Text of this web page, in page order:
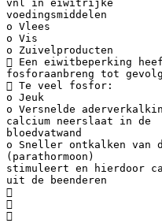
vnl in eiwitrijke
voedingsmiddelen
o Vlees
o Vis
o Zuivelproducten
 Een eiwitbeperking
fosforaanbreng tot gevolg
 Te veel fosfor:
o Jeuk
o Versnelde
calcium neerslaat in de
bloedvatwand
o Sneller ontkalken van
(parathormoon)
stimuleert en hierdoor
uit de beenderen


